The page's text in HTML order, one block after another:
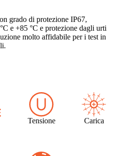
grado di protezione IP67,
e +85 °C e protezione dagli urti
molto affidabile per i test in
Tensione Carica